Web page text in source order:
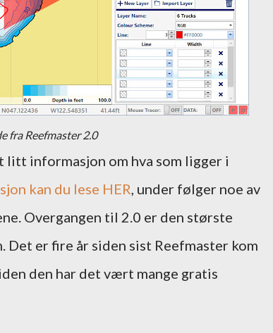
fra Reefmaster 2.0
informasjon om hva som ligger i
kan du lese HER, under følger noe av
Overgangen til 2.0 er den største
Det er fire år siden sist Reefmaster kom
den har det vært mange gratis